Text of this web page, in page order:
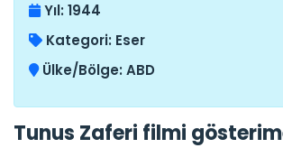
Yıl: 1944
Kategori: Eser
Ülke/Bölge: ABD
Tunus Zaferi filmi